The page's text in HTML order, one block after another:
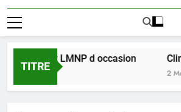
TITRE
l achat LMNP d occasion
2